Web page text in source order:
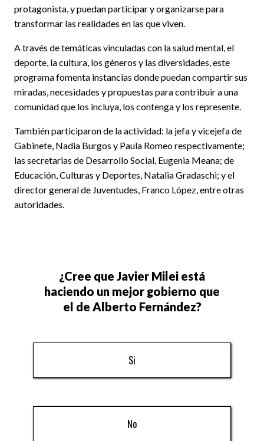
protagonista, y puedan participar y organizarse para
transformar las realidades en las que viven.
A través de temáticas vinculadas con la salud mental, el
deporte, la cultura, los géneros y las diversidades, este
programa fomenta instancias donde puedan compartir sus
miradas, necesidades y propuestas para contribuir a una
comunidad que los incluya, los contenga y los represente.
También participaron de la actividad: la jefa y vicejefa de
Gabinete, Nadia Burgos y Paula Romeo respectivamente;
las secretarias de Desarrollo Social, Eugenia Meana; de
Educación, Culturas y Deportes, Natalia Gradaschi; y el
director general de Juventudes, Franco López, entre otras
autoridades.
¿Cree que Javier Milei está
haciendo un mejor gobierno que
el de Alberto Fernández?
Si
No